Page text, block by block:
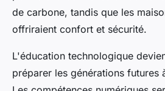
de carbone, tandis que les
offriraient confort et sécurité.
L'éducation technologique
préparer les générations futures